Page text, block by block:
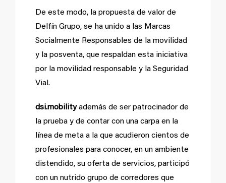
De este modo, la propuesta de valor de
Delfín Grupo, se ha unido a las Marcas
Socialmente Responsables de la movilidad
y la posventa, que respaldan esta iniciativa
por la movilidad responsable y la Seguridad
Vial.
dsi.mobilityademás de ser patrocinador de
la prueba y de contar con una carpa en la
línea de meta a la que acudieron cientos de
profesionales para conocer, en un ambiente
distendido, su oferta de servicios, participó
con un nutrido grupo de corredores que